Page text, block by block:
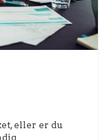
eller er du